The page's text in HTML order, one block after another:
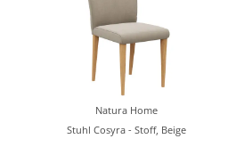
Natura Home
Stuhl Cosyra - Stoff, Beige